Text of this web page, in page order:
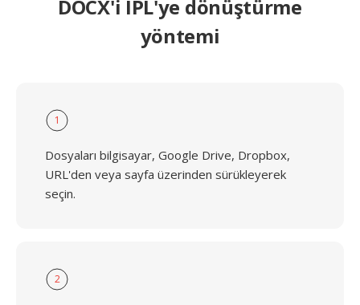
DOCX'i IPL'ye dönüştürme
yöntemi
1
Dosyaları bilgisayar, Google Drive, Dropbox,
URL'den veya sayfa üzerinden sürükleyerek
seçin.
2